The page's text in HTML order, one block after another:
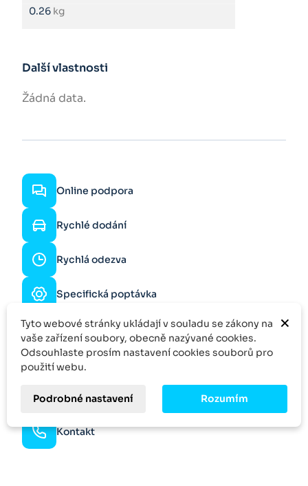
0.26 kg
Další vlastnosti
Žádná data.
Online podpora
Rychlé dodání
Rychlá odezva
Specifická poptávka
Více kusů?
Zeptejte se na slevu
Skvělý výběr
Množstevní sleva
Kontakt
×
Tyto webové stránky ukládají v souladu se zákony na
vaše zařízení soubory, obecně nazývané cookies.
Odsouhlaste prosím nastavení cookies souborů pro
použití webu.
Podrobné nastavení Rozumím